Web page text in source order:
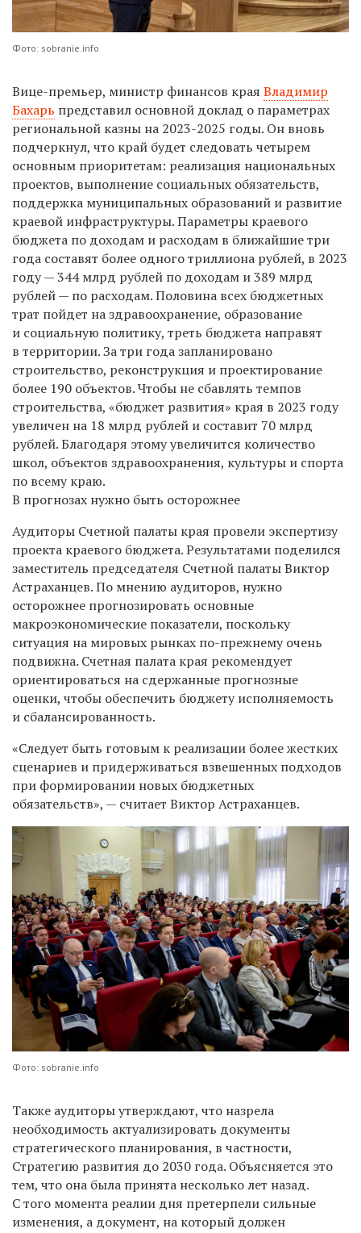
Фото: sobranie.info
Вице-премьер, министр финансов края Владимир
Бахарь представил основной доклад о параметрах
региональной казны на 2023-2025 годы. Он вновь
подчеркнул, что край будет следовать четырем
основным приоритетам: реализация национальных
проектов, выполнение социальных обязательств,
поддержка муниципальных образований и развитие
краевой инфраструктуры. Параметры краевого
бюджета по доходам и расходам в ближайшие три
года составят более одного триллиона рублей, в 2023
году — 344 млрд рублей по доходам и 389 млрд
рублей — по расходам. Половина всех бюджетных
трат пойдет на здравоохранение, образование
и социальную политику, треть бюджета направят
в территории. За три года запланировано
строительство, реконструкция и проектирование
более 190 объектов. Чтобы не сбавлять темпов
строительства, «бюджет развития» края в 2023 году
увеличен на 18 млрд рублей и составит 70 млрд
рублей. Благодаря этому увеличится количество
школ, объектов здравоохранения, культуры и спорта
по всему краю.
В прогнозах нужно быть осторожнее
Аудиторы Счетной палаты края провели экспертизу
проекта краевого бюджета. Результатами поделился
заместитель председателя Счетной палаты Виктор
Астраханцев. По мнению аудиторов, нужно
осторожнее прогнозировать основные
макроэкономические показатели, поскольку
ситуация на мировых рынках по-прежнему очень
подвижна. Счетная палата края рекомендует
ориентироваться на сдержанные прогнозные
оценки, чтобы обеспечить бюджету исполняемость
и сбалансированность.
«Следует быть готовым к реализации более жестких
сценариев и придерживаться взвешенных подходов
при формировании новых бюджетных
обязательств», — считает Виктор Астраханцев.
Фото: sobranie.info
Также аудиторы утверждают, что назрела
необходимость актуализировать документы
стратегического планирования, в частности,
Стратегию развития до 2030 года. Объясняется это
тем, что она была принята несколько лет назад.
С того момента реалии дня претерпели сильные
изменения, а документ, на который должен